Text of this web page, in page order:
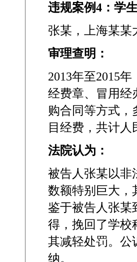
违规案例4 ：学
张某，上海某某
审理查明：
2013年至2015年
经费章、冒用经
购合同等方式
目经费，共计人
法院认为：
被告人张某以非
数额特别巨大，
鉴于被告人张某
得，挽回了学校
其减轻处罚。公
纳。